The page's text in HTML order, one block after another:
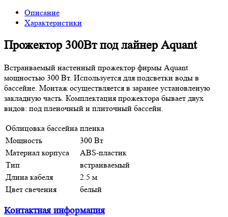
Описание
Характеристики
Прожектор 300Вт под лайнер Aquant
Встраиваемый настенный прожектор фирмы Aquant
мощностью 300 Вт. Используется для подсветки воды в
бассейне. Монтаж осуществляется в заранее установленую
закладную часть. Комплектация прожектора бывает двух
видов: под пленочный и плиточный бассейн.
Облицовка бассейна пленка
Мощность
300 Вт
Материал корпуса
ABS-пластик
Тип
встраиваемый
Длина кабеля
2.5 м
Цвет свечения
белый
Контактная информация